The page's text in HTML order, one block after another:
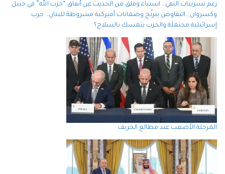
رغم تسريبات النفي… استياء وقلق من الحديث عن أنفاق “حزب الله” في جبيل
وكسروان , التفاوض يترنّح وضمانات أميركية مشروطة للبنان… حرب
إسرائيلية محتملَة والحزب يتمسك بالسلاح؟
المرحلة الأصعب عند مطالع الخريف